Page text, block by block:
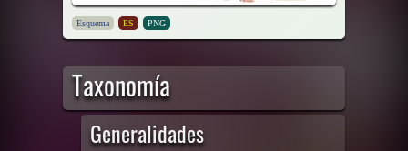
Esquema ES PNG
Taxonomía
Generalidades